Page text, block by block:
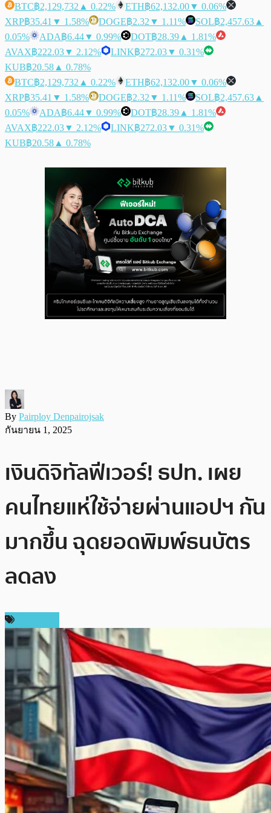
BTC฿2,129,732 ▲ 0.22% ETH฿62,132.00▼ 0.06%
XRP฿35.41 ▼ 1.58% DOGE฿2.32 ▼ 1.11% SOL฿2,457.63 ▲
0.05%
ADA฿6.44▼ 0.99% DOT฿28.39 ▲ 1.81%
AVAX฿222.03▼ 2.12% LINK฿272.03▼ 0.31%
KUB฿20.58 ▲ 0.78%
BTC฿2,129,732 ▲ 0.22% ETH฿62,132.00▼ 0.06%
XRP฿35.41 ▼ 1.58% DOGE฿2.32 ▼ 1.11% SOL฿2,457.63 ▲
0.05%
ADA฿6.44▼ 0.99% DOT฿28.39 ▲ 1.81%
AVAX฿222.03▼ 2.12% LINK฿272.03▼ 0.31%
KUB฿20.58 ▲ 0.78%
By Pairploy Denpairojsak
กันยายน 1, 2025
เงินดิจิทัลฟีเวอร์! ธปท. เผย
คนไทยแห่ใช้จ่ายผ่านแอปฯ กัน
มากขึ้น ฉุดยอดพิมพ์ธนบัตร
ลดลง